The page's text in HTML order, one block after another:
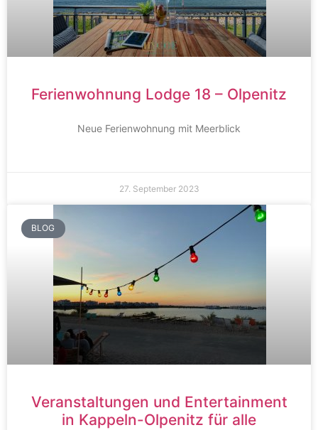
Ferienwohnung Lodge 18 – Olpenitz
Neue Ferienwohnung mit Meerblick
27. September 2023
BLOG
Veranstaltungen und Entertainment
in Kappeln-Olpenitz für alle